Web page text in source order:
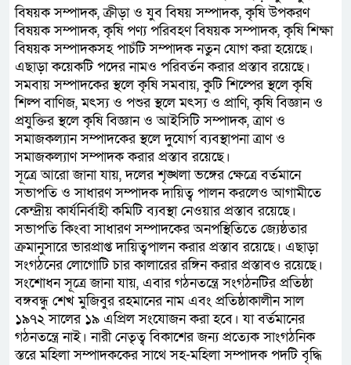
বিষয়ক সম্পাদক, ক্রীড়া ও যুব বিষয় সম্পাদক, কৃষি উপকরণ
বিষয়ক সম্পাদক, কৃষি পণ্য পরিবহণ বিষয়ক সম্পাদক, কৃষি শিক্ষা
বিষয়ক সম্পাদকসহ পাচঁটি সম্পাদক নতুন যোগ করা হয়েছে।
এছাড়া কয়েকটি পদের নামও পরিবর্তন করার প্রস্তাব রয়েছে।
সমবায় সম্পাদকের স্থলে কৃষি সমবায়, কুটি শিল্পের স্থলে কৃষি
শিল্প বাণিজ, মৎস্য ও পশুর স্থলে মৎস্য ও প্রাণি, কৃষি বিজ্ঞান ও
প্রযুক্তির স্থলে কৃষি বিজ্ঞান ও আইসিটি সম্পাদক, ত্রাণ ও
সমাজকল্যান সম্পাদকের স্থলে দুযোর্গ ব্যবস্থাপনা ত্রাণ ও
সমাজকল্যাণ সম্পাদক করার প্রস্তাব রয়েছে।
সূত্রে আরো জানা যায়, দলের শৃঙ্খলা ভঙ্গের ক্ষেত্রে বর্তমানে
সভাপতি ও সাধারণ সম্পাদক দায়িত্ব পালন করলেও আগামীতে
কেন্দ্রীয় কার্যনির্বাহী কমিটি ব্যবস্থা নেওয়ার প্রস্তাব রয়েছে।
সভাপতি কিংবা সাধারণ সম্পাদকের অনপস্থিতিতে জ্যেষ্ঠতার
ক্রমানুসারে ভারপ্রাপ্ত দায়িত্বপালন করার প্রস্তাব রয়েছে। এছাড়া
সংগঠনের লোগোটি চার কালারের রঙ্গিন করার প্রস্তাবও রয়েছে।
সংশোধন সূত্রে জানা যায়, এবার গঠনতন্ত্রে সংগঠনটির প্রতিষ্ঠা
বঙ্গবন্ধু শেখ মুজিবুর রহমানের নাম এবং প্রতিষ্ঠাকালীন সাল
১৯৭২ সালের ১৯ এপ্রিল সংযোজন করা হবে। যা বর্তমানের
গঠনতন্ত্রে নাই। নারী নেতৃত্ব বিকাশের জন্য প্রত্যেক সাংগঠনিক
স্তরে মহিলা সম্পাদককের সাথে সহ-মহিলা সম্পাদক পদটি বৃদ্ধি